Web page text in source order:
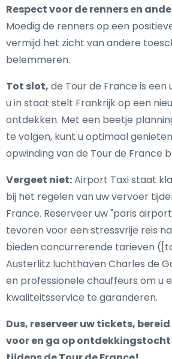
Respect voor de renners en
Moedig de renners op een
vermijd het zicht van andere
belemmeren.
Tot slot, de Tour de France is een
u in staat stelt Frankrijk op een
ontdekken. Met een beetje
te volgen, kunt u optimaal
opwinding van de Tour de France
Vergeet niet:Airport Taxi staat
bij het regelen van uw vervoer
France. Reserveer uw "paris
tevoren voor een stressvrije reis
bieden concurrerende tarieven
Austerlitz luchthaven Charles de
en professionele chauffeurs om u
kwaliteitsservice te garanderen.
Dus, reserveer uw tickets,
voor en ga op